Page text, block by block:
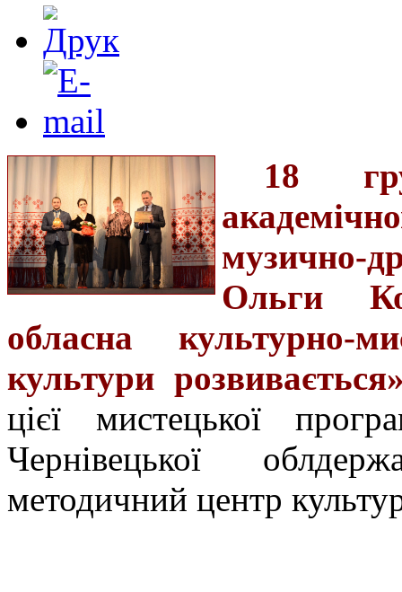
18
музично-
Ольги
обласна культурно-
культури
цієї мистецької
Чернівецької
методичний центр